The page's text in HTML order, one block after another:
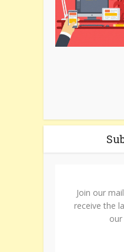
Join our
receive the